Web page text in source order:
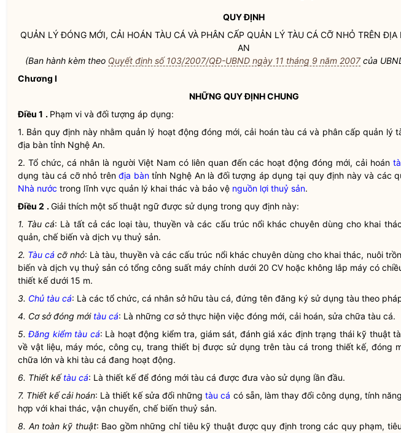
QUY ĐỊNH
QUẢN LÝ ĐÓNG MỚI, CẢI HOÁN TÀU CÁ VÀ PHÂN CẤP QUẢN LÝ TÀU CÁ CỠ NHỎ TRÊNĐỊA
AN
(Ban hành kèm theo Quyết định số 103/2007/QĐ-UBND ngày 11 tháng 9 năm 2007của
Chương I
NHỮNG QUY ĐỊNH CHUNG
Điều 1 . Phạm vi và đối tượng áp dụng:
1. Bản quy định này nhằm quản lý hoạt động đóng mới, cải hoántàu cá và phân cấp quản lý
địa bàn tỉnh Nghệ An.
2. Tổ chức, cá nhân là người Việt Nam có liên quan đến các hoạt động đóng mới, cải hoán
dụng tàu cá cỡ nhỏ trênđịa bàntỉnh Nghệ An là đối tượng áp dụng tại quy định này và các
Nhà nước trong lĩnh vực quản lý khai thác và bảo vệ nguồn lợi thuỷ sản.
Điều 2 .Giải thích một số thuật ngữ được sử dụng trong quy định này:
1. Tàu cá: Là tất cả các loại tàu, thuyền và các cấu trúc nổi khác chuyên dùng cho khai
quản, chế biến và dịch vụ thuỷ sản.
2. Tàu cá cỡ nhỏ: Là tàu, thuyền và các cấu trúc nổi khác chuyên dùng cho khai thác, nuôi
biến và dịch vụ thuỷ sản có tổng công suất máy chính dưới 20 CV hoặc không lắp máy có
thiết kế dưới 15 m.
3. Chủ tàu cá: Là các tổ chức, cá nhân sở hữu tàu cá, đứng tên đăng ký sử dụng tàu theo
4. Cơ sở đóng mới tàu cá: Là những cơ sở thực hiện việc đóng mới, cải hoán, sửa chữa tàu cá.
5.Đăng kiểm tàu cá: Là hoạt động kiểm tra, giám sát, đánh giá xác định trạng thái kỹ thuật
về vật liệu, máy móc, công cụ, trang thiết bị được sử dụng trên tàu cá trong thiết kế, đóng
chữa lớn và khi tàu cá đang hoạt động.
6. Thiết kếtàu cá: Là thiết kế để đóng mới tàu cá được đưa vào sử dụng lần đầu.
7. Thiết kế cải hoán: Là thiết kế sửa đổi nhữngtàu cá có sẵn, làm thay đổi công dụng, tính
hợp với khai thác, vận chuyển, chế biến thuỷ sản.
8. An toàn kỹ thuật: Bao gồm những chỉ tiêu kỹ thuật được quy định trong các quy phạm,